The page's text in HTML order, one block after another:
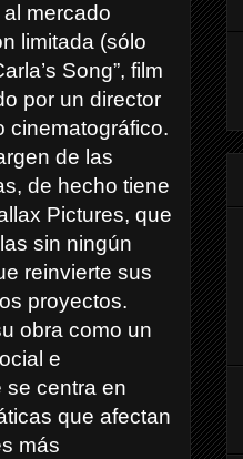
mercado
limitada (sólo
Song”, film
por un director
cinematográfico.
de las
de hecho tiene
Pictures, que
sin ningún
reinvierte sus
proyectos.
obra como un
e
se centra en
que afectan
más